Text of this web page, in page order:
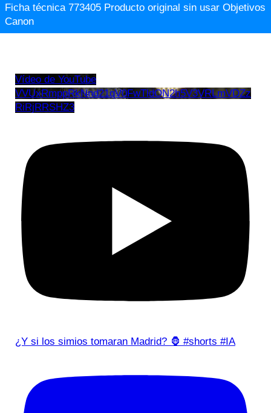
Ficha técnica 773405 Producto original sin usar Objetivos
Canon
Vídeo de YouTube
VVUxRmppRkNnd21qV0FwTldON2h5V3VRLmVDZz
RiRjRRSHZ3
¿Y si los simios tomaran Madrid? 🦍 #shorts #IA